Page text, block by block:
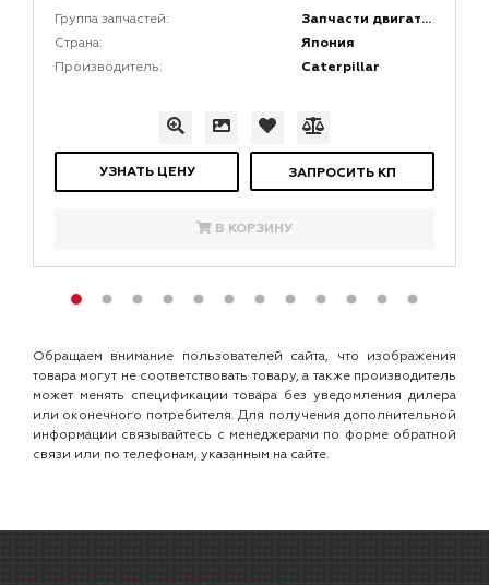
Группа запчастей: Запчасти двигателей
Страна: Япония
Производитель: Caterpillar
УЗНАТЬ ЦЕНУ ЗАПРОСИТЬ КП
В КОРЗИНУ
Обращаем внимание пользователей сайта, что изображения
товара могут не соответствовать товару, а также производитель
может менять спецификации товара без уведомления дилера
или оконечного потребителя. Для получения дополнительной
информации связывайтесь с менеджерами по форме обратной
связи или по телефонам, указанным на сайте.